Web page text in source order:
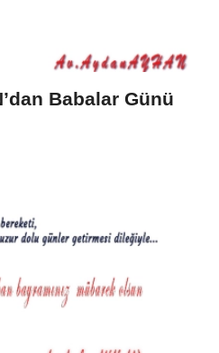
Babalar Günü